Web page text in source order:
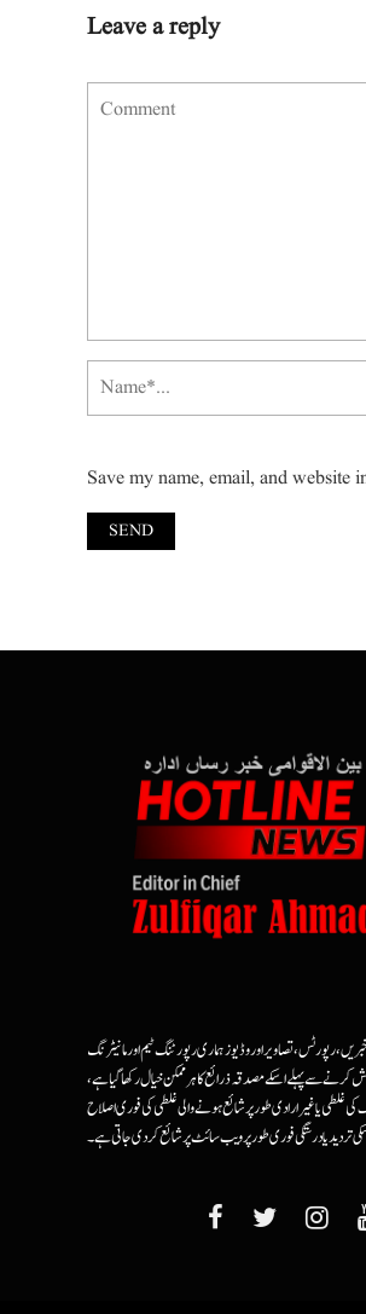
Leave a reply
Save my name, email, and website
رپورٹس، تصاویر اور وڈیوز ہماری رپورٹنگ ٹیم اور مانیٹرنگ
کرنے سے پہلے اسکے مصدقہ ذرائع کا ہرممکن خیال رکھا گیا ہے،
کی غلطی یا غیرارادی طور پر شائع ہونے والی غلطی کی فوری اصلاح
تردید یا درستگی فوری طور پر ویب سائٹ پر شائع کردی جاتی ہے۔